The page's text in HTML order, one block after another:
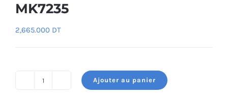
MK7235
2,665.000 DT
Ajouter au panier